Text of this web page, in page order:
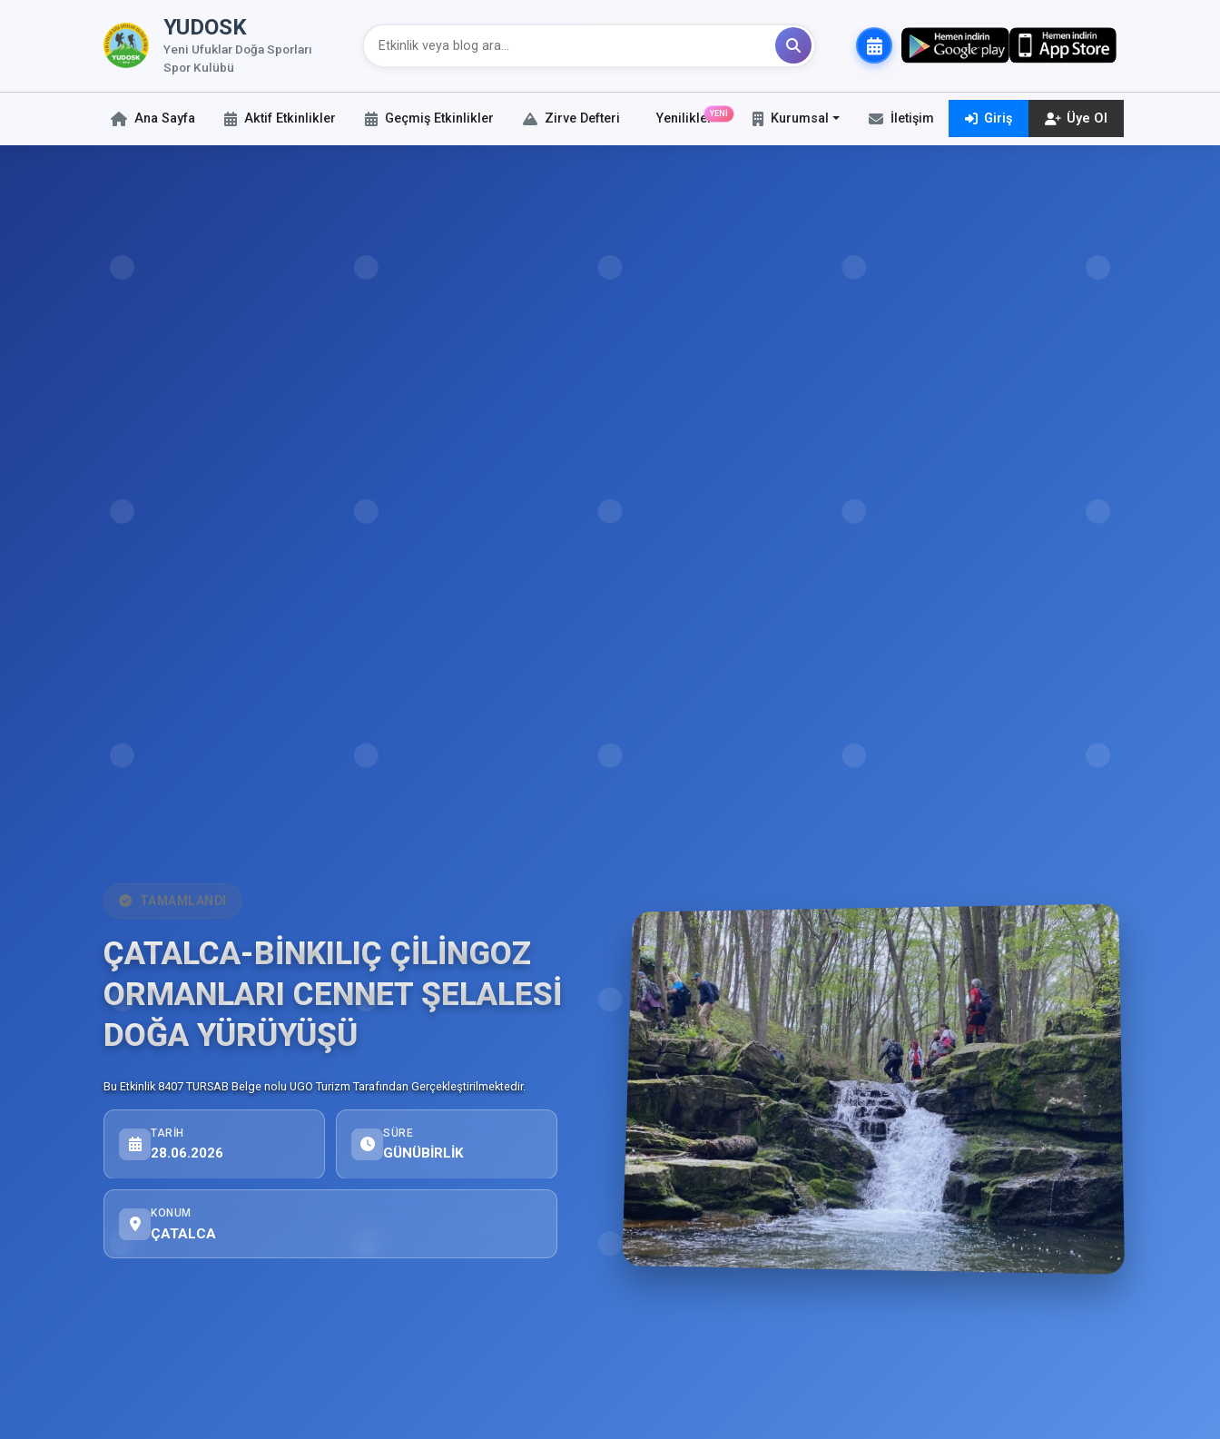
YUDOSK
Yeni Ufuklar Doğa Sporları
Spor Kulübü
Ana Sayfa Aktif Etkinlikler Geçmiş Etkinlikler Zirve Defteri YeniliklerYENİ Kurumsal İletişim Giriş Üye Ol
TAMAMLANDI
ÇATALCA-BİNKILIÇ ÇİLİNGOZ
ORMANLARI CENNET ŞELALESİ
DOĞA YÜRÜYÜŞÜ
Bu Etkinlik 8407 TURSAB Belge nolu UGO Turizm Tarafından Gerçekleştirilmektedir.
TARIH
28.06.2026
SÜRE
GÜNÜBİRLİK
KONUM
ÇATALCA